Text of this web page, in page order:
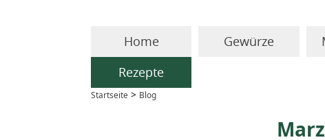
Home Gewürze
Rezepte
Startseite > Blog